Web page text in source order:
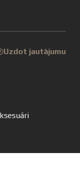
Uzdot jautājumu